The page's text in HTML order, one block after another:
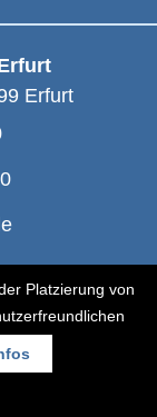
Platzierung von
Erfurt